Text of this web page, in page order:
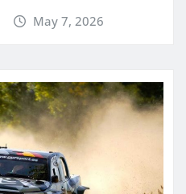
May 7, 2026